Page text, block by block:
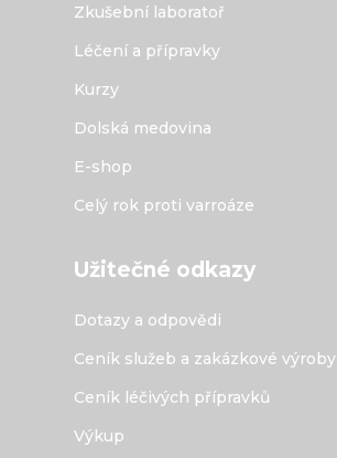
Zkušební laboratoř
Léčení a přípravky
Kurzy
Dolská medovina
E-shop
Celý rok proti varroáze
Užitečné odkazy
Dotazy a odpovědi
Ceník služeb a zakázkové výroby
Ceník léčivých přípravků
Výkup